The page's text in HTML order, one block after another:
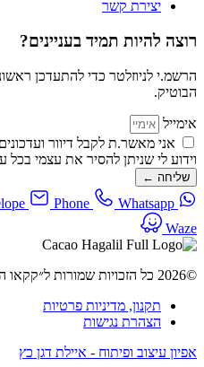
יצירת קשר
רוצה להיות תמיד בעניינים?
הרשמ.י לניוזלטר כדי להתעדכן
הבוטיק.
אימייל
אני מאשר.ת לקבל דיוור
וידוע לי שניתן להסיר את עצמי בכל
שליחה ←
Phone
Whatsapp
Waze
©2026 כל הזכויות שמורות ל״קקאו הגליל״
תקנון, מדיניות פרטיות
הצהרת נגישות
אפיון עיצוב ופיתוח - איילת דגן כץ